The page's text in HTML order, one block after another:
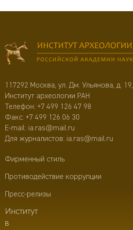
117292 Москва, ул. Дм. Ульянова, д. 19,
Институт археологии РАН
Телефон: +7 499 126 47 98
Факс: +7 499 126 06 30
E-mail: ia.ras@mail.ru
Для журналистов: ia.ras@mail.ru
Фирменный стиль
Противодействие коррупции
Пресс-релизы
Институт
в